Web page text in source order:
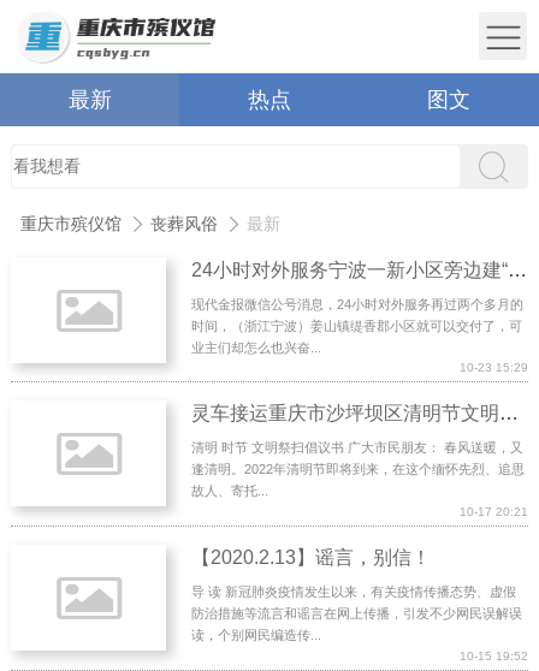
最新 热点 图文
重庆市殡仪馆 丧葬风俗 最新
24小时对外服务宁波一新小区旁边建“停尸房”引争议 镇政府：考虑改用途
现代金报微信公号消息，24小时对外服务再过两个多月的
时间，（浙江宁波）姜山镇缇香郡小区就可以交付了，可
业主们却怎么也兴奋...
10-23 15:29
灵车接运重庆市沙坪坝区清明节文明祭扫倡议书
清明 时节 文明祭扫倡议书 广大市民朋友： 春风送暖，又
逢清明。2022年清明节即将到来，在这个缅怀先烈、追思
故人、寄托...
10-17 20:21
【2020.2.13】谣言，别信！
导 读 新冠肺炎疫情发生以来，有关疫情传播态势、虚假
防治措施等流言和谣言在网上传播，引发不少网民误解误
读，个别网民编造传...
10-15 19:52